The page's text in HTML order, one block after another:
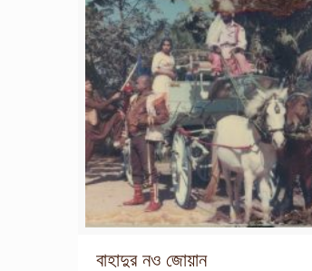
বাহাদুর নও জোয়ান